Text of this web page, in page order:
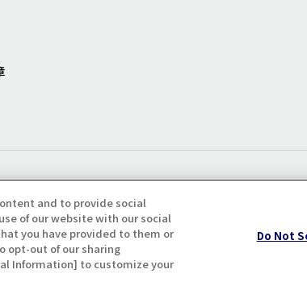
プライバシー・クッキーポリシ
and to provide social
of our website with our social
you have provided to them or
opt-out of our sharing
Information] to customize your
Do Not